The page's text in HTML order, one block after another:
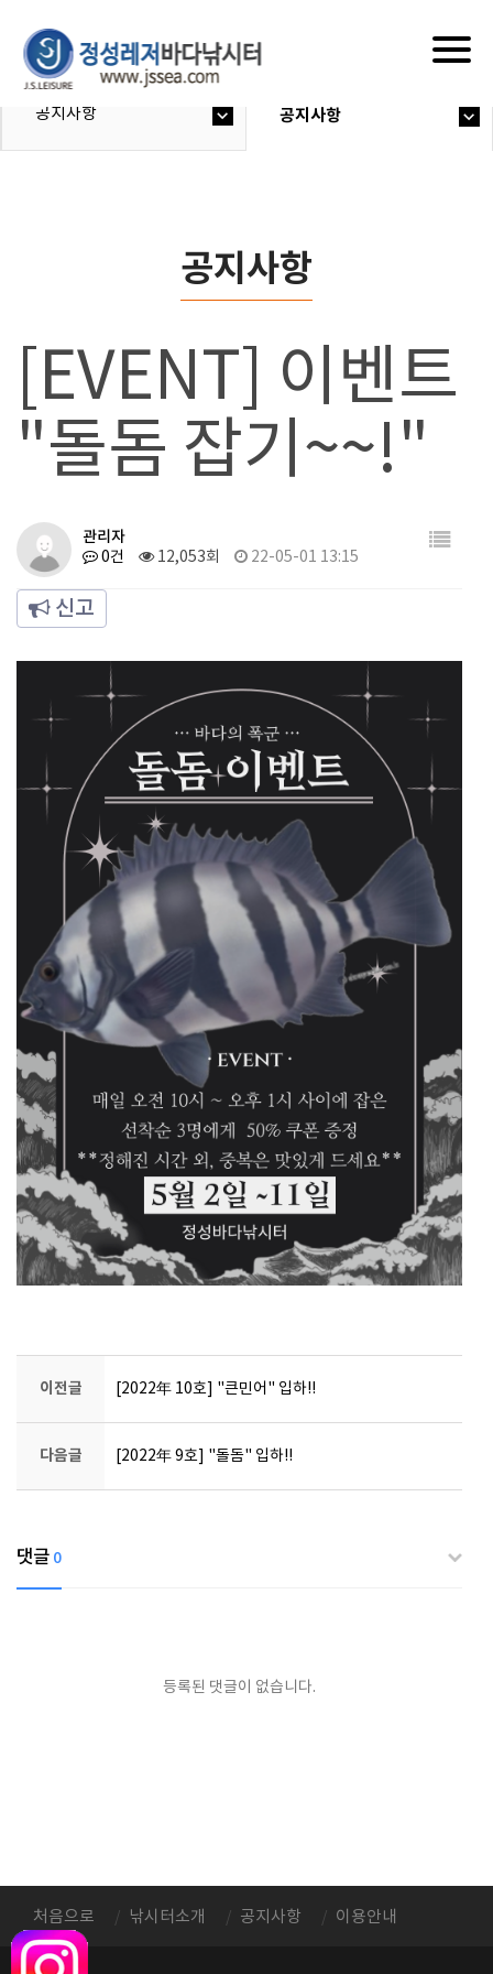
공지사항 공지사항
공지사항
[EVENT] 이벤트
"돌돔 잡기~~!"
관리자
0건 12,053회 22-05-01 13:15
신고
이전글 [2022年 10호] "큰민어" 입하!!
다음글 [2022年 9호] "돌돔" 입하!!
댓글 0
등록된 댓글이 없습니다.
처음으로 낚시터소개 공지사항 이용안내